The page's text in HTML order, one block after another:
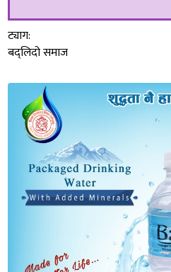
ट्याग:
बद्लिदो समाज